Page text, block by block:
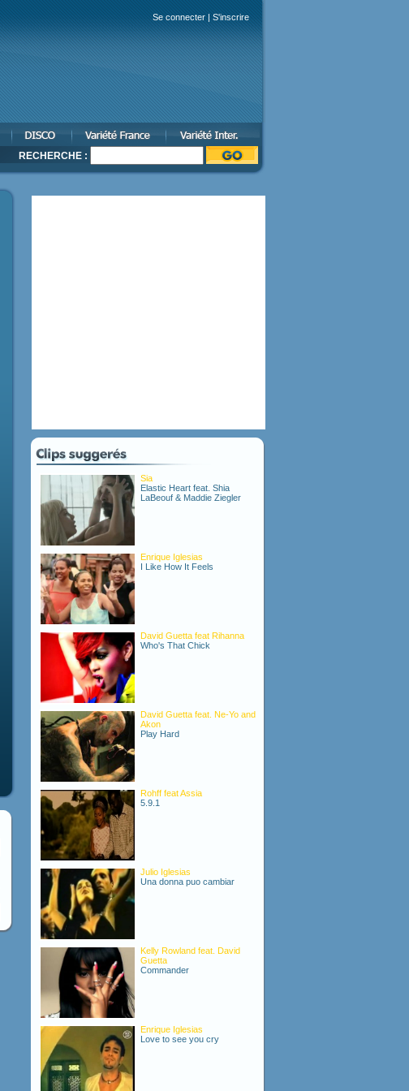
Se connecter | S'inscrire
RECHERCHE :
Sia
Elastic Heart feat. Shia
LaBeouf & Maddie Ziegler
Enrique Iglesias
I Like How It Feels
David Guetta feat Rihanna
Who's That Chick
David Guetta feat. Ne-Yo and
Akon
Play Hard
Rohff feat Assia
5.9.1
Julio Iglesias
Una donna puo cambiar
Kelly Rowland feat. David
Guetta
Commander
Enrique Iglesias
Love to see you cry